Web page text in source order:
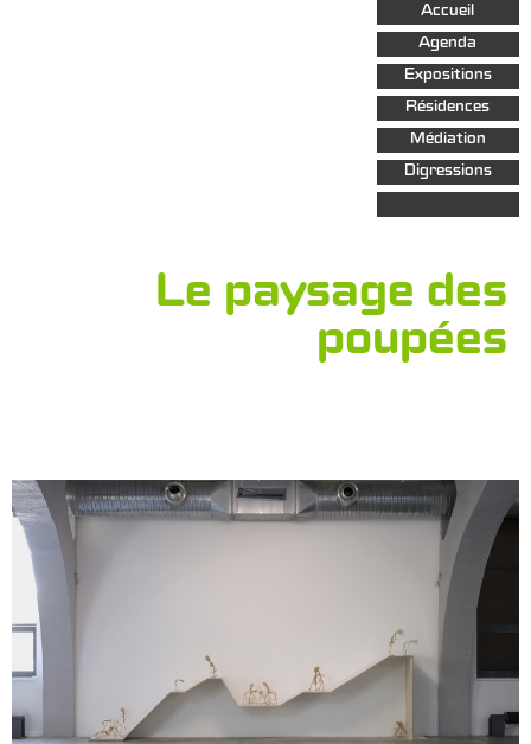
Aller au
contenu
principal
Accueil
Agenda
Expositions
Résidences
Médiation
Digressions
Le paysage des
poupées